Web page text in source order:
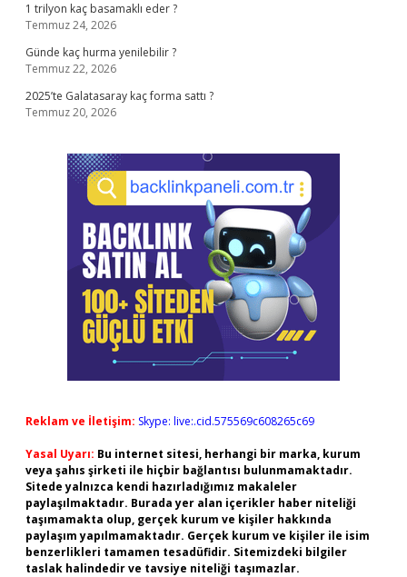
1 trilyon kaç basamaklı eder ?
Temmuz 24, 2026
Günde kaç hurma yenilebilir ?
Temmuz 22, 2026
2025’te Galatasaray kaç forma sattı ?
Temmuz 20, 2026
Reklam ve İletişim: Skype: live:.cid.575569c608265c69
Yasal Uyarı: Bu internet sitesi, herhangi bir marka, kurum
veya şahıs şirketi ile hiçbir bağlantısı bulunmamaktadır.
Sitede yalnızca kendi hazırladığımız makaleler
paylaşılmaktadır. Burada yer alan içerikler haber niteliği
taşımamakta olup, gerçek kurum ve kişiler hakkında
paylaşım yapılmamaktadır. Gerçek kurum ve kişiler ile isim
benzerlikleri tamamen tesadüfidir. Sitemizdeki bilgiler
taslak halindedir ve tavsiye niteliği taşımazlar.